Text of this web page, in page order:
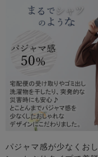
パジャマ感が少なくお